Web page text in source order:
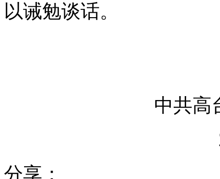
以诫勉谈话。
中共
分享：